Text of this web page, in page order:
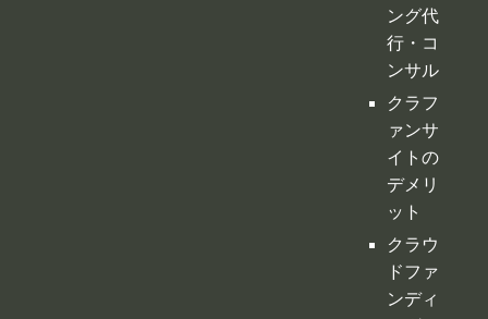
ング代
行・コ
ンサル
クラフ
ァンサ
イトの
デメリ
ット
クラウ
ドファ
ンディ